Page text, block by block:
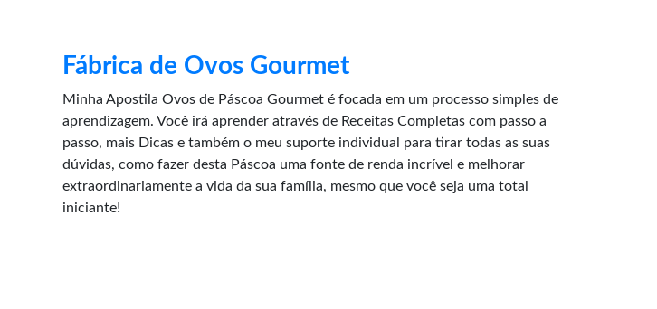
Fábrica de Ovos Gourmet
Minha Apostila Ovos de Páscoa Gourmet é focada em um processo simples de
aprendizagem. Você irá aprender através de Receitas Completas com passo a
passo, mais Dicas e também o meu suporte individual para tirar todas as suas
dúvidas, como fazer desta Páscoa uma fonte de renda incrível e melhorar
extraordinariamente a vida da sua família, mesmo que você seja uma total
iniciante!